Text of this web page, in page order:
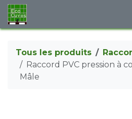
Se rendre au contenu
Tous les produits
Raccord PVC pression à
Mâle